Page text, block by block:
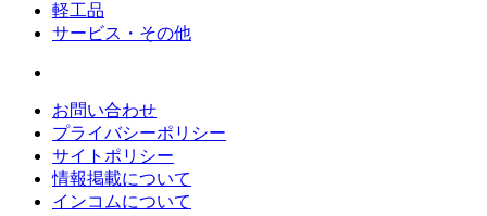
軽工品
サービス・その他
お問い合わせ
プライバシーポリシー
サイトポリシー
情報掲載について
インコムについて